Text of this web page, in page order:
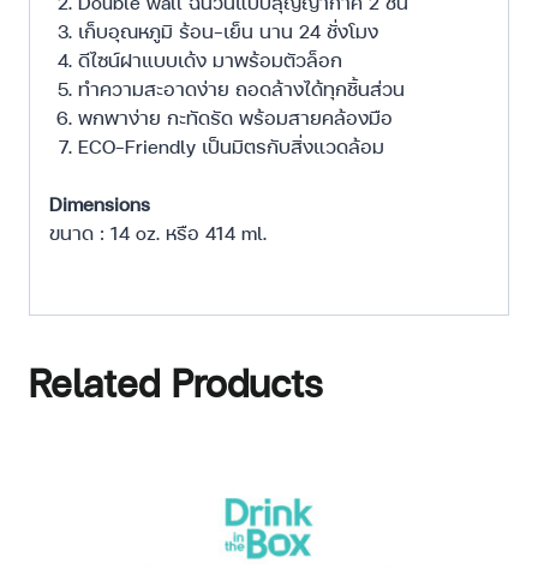
เก็บอุณหภูมิ ร้อน-เย็น นาน 24 ชั่งโมง
ดีไซน์ฝาแบบเด้ง มาพร้อมตัวล็อก
ทำความสะอาดง่าย ถอดล้างได้ทุกชิ้นส่วน
พกพาง่าย กะทัดรัด พร้อมสายคล้องมือ
ECO-Friendly เป็นมิตรกับสิ่งแวดล้อม
Dimensions
ขนาด : 14 oz. หรือ 414 ml.
Related Products